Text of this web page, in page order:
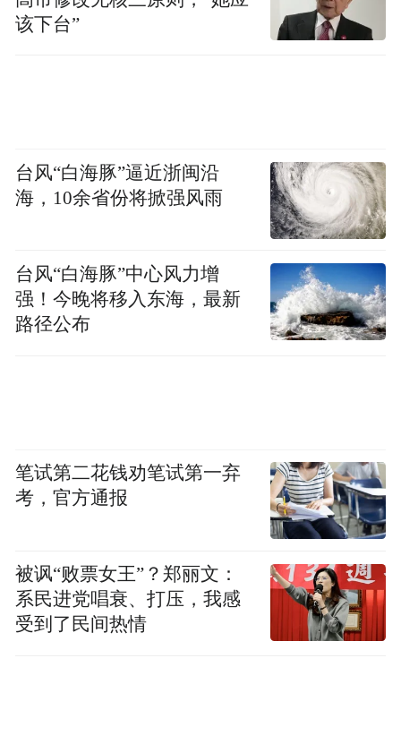
该下台”
台风“白海豚”逼近浙闽沿
海，10余省份将掀强风雨
台风“白海豚”中心风力增
强！今晚将移入东海，最新
路径公布
笔试第二花钱劝笔试第一弃
考，官方通报
被讽“败票女王”？郑丽文：
系民进党唱衰、打压，我感
受到了民间热情